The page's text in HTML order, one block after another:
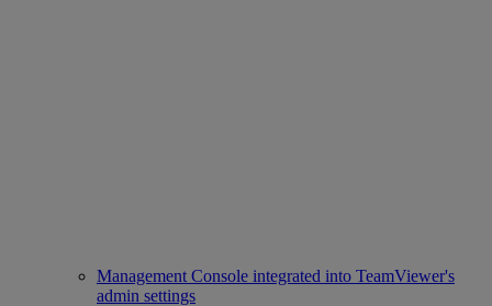
Management Console integrated into TeamViewer's
admin settings